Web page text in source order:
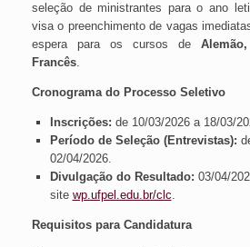
seleção de ministrantes para o ano
visa o preenchimento de vagas
espera para os cursos de
Francês.
Cronograma do Processo Seletivo
Inscrições: de 10/03/2026 a 18/03/
Período de Seleção (Entrevistas):
02/04/2026.
Divulgação do Resultado: 03/04/
site wp.ufpel.edu.br/clc.
Requisitos para Candidatura